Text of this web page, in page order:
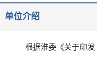
单位介绍
根据淮委《关于印